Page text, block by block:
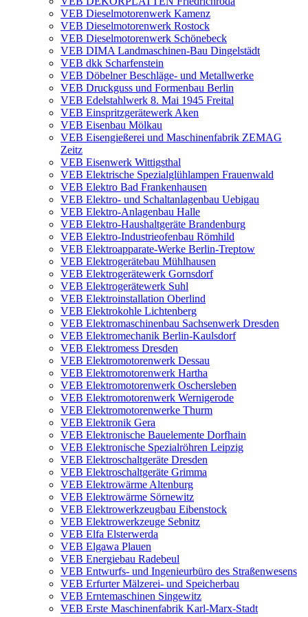
VEB Dieselmotorenwerk Kamenz
VEB Dieselmotorenwerk Rostock
VEB Dieselmotorenwerk Schönebeck
VEB DIMA Landmaschinen-Bau Dingelstädt
VEB dkk Scharfenstein
VEB Döbelner Beschläge- und Metallwerke
VEB Druckguss und Formenbau Berlin
VEB Edelstahlwerk 8. Mai 1945 Freital
VEB Einspritzgerätewerk Aken
VEB Eisenbau Mölkau
VEB Eisengießerei und Maschinenfabrik ZEMAG
Zeitz
VEB Eisenwerk Wittigsthal
VEB Elektrische Spezialglühlampen Frauenwald
VEB Elektro Bad Frankenhausen
VEB Elektro- und Schaltanlagenbau Uebigau
VEB Elektro-Anlagenbau Halle
VEB Elektro-Haushaltgeräte Brandenburg
VEB Elektro-Industrieofenbau Römhild
VEB Elektroapparate-Werke Berlin-Treptow
VEB Elektrogerätebau Mühlhausen
VEB Elektrogerätewerk Gornsdorf
VEB Elektrogerätewerk Suhl
VEB Elektroinstallation Oberlind
VEB Elektrokohle Lichtenberg
VEB Elektromaschinenbau Sachsenwerk Dresden
VEB Elektromechanik Berlin-Kaulsdorf
VEB Elektromess Dresden
VEB Elektromotorenwerk Dessau
VEB Elektromotorenwerk Hartha
VEB Elektromotorenwerk Oschersleben
VEB Elektromotorenwerk Wernigerode
VEB Elektromotorenwerke Thurm
VEB Elektronik Gera
VEB Elektronische Bauelemente Dorfhain
VEB Elektronische Spezialröhren Leipzig
VEB Elektroschaltgeräte Dresden
VEB Elektroschaltgeräte Grimma
VEB Elektrowärme Altenburg
VEB Elektrowärme Sörnewitz
VEB Elektrowerkzeugbau Eibenstock
VEB Elektrowerkzeuge Sebnitz
VEB Elfa Elsterwerda
VEB Elgawa Plauen
VEB Energiebau Radebeul
VEB Entwurfs- und Ingenieurbüro des Straßenwesens
VEB Erfurter Mälzerei- und Speicherbau
VEB Erntemaschinen Singewitz
VEB Erste Maschinenfabrik Karl-Marx-Stadt